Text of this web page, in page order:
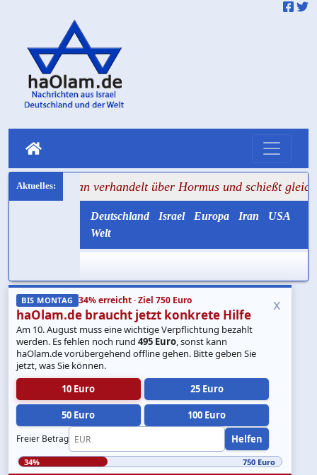
verhandelt über Hormus und schießt gleichzeitig
Deutschland Israel Europa Iran
USA
Welt
BIS MONTAG 34% erreicht · Ziel 750 Euro
haOlam.de braucht jetzt konkrete Hilfe
Am 10. August muss eine wichtige Verpflichtung bezahlt
werden. Es fehlen noch rund495 Euro, sonst kann
haOlam.de vorübergehend offline gehen. Bitte geben Sie
jetzt, was Sie können.
10 Euro
25 Euro
50 Euro 100 Euro
Freier Betrag Helfen
x
34% 750 Euro